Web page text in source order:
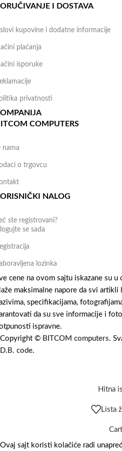
I DOSTAVA
kupovine i dodatne informacije
plaćanja
isporuke
privatnosti
COMPUTERS
nama
o trgovcu
NALOG
ste registrovani?
se sada
lozinka
cene na ovom sajtu iskazane su
maksimalne napore da svi artikli
specifikacijama,
da su sve informacije i
ispravne.
Copyright © BITCOM computers.
D.B. code.
Hitna
Lista
Cart
Ovaj sajt koristi kolačiće radi